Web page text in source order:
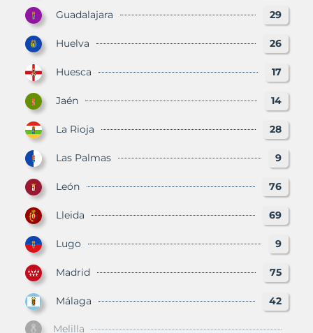
Guadalajara 29
Huelva 26
Huesca 17
Jaén 14
La Rioja 28
Las Palmas 9
León 76
Lleida 69
Lugo 9
Madrid 75
Málaga 42
Melilla